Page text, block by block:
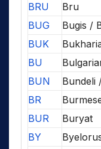
BRU
Bru
BUG
Bugis /
BUK
BU
BUN
Bundeli
BR
BUR
Buryat
BY